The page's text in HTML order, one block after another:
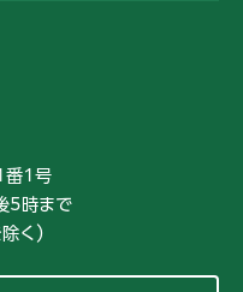
番1号
5時まで
く）